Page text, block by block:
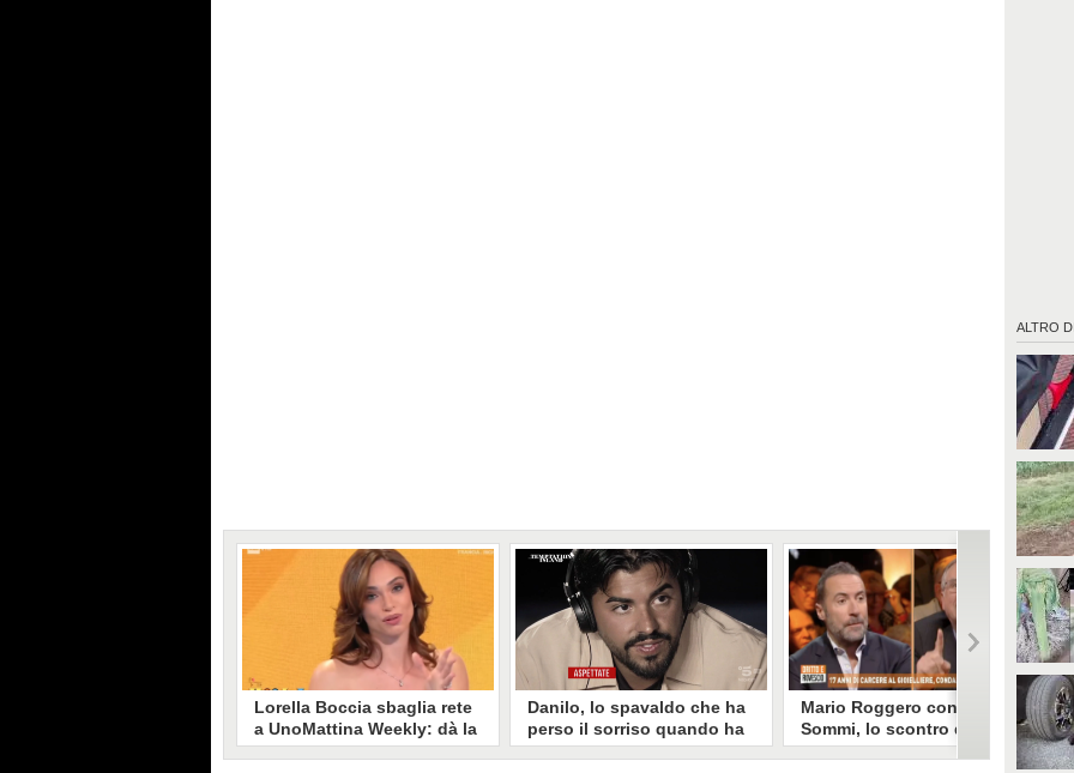
ALTRO DI
Lorella Boccia sbaglia rete
a UnoMattina Weekly: dà la
linea al Tg5 invece che al
Danilo, lo spavaldo che ha
perso il sorriso quando ha
scoperto la gelosia a
Mario Roggero contro Luca
Sommi, lo scontro del 2023
torna virale: "Lo